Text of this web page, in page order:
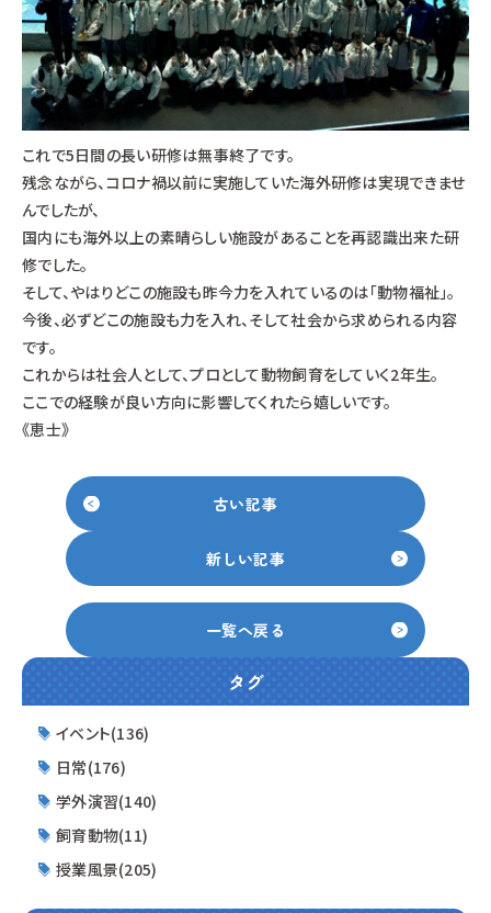
これで5日間の長い研修は無事終了です。
残念ながら、コロナ禍以前に実施していた海外研修は実現できませ
んでしたが、
国内にも海外以上の素晴らしい施設があることを再認識出来た研
修でした。
そして、やはりどこの施設も昨今力を入れているのは「動物福祉」。
今後、必ずどこの施設も力を入れ、そして社会から求められる内容
です。
これからは社会人として、プロとして動物飼育をしていく2年生。
ここでの経験が良い方向に影響してくれたら嬉しいです。
《恵士》
古い記事
新しい記事
一覧へ戻る
タグ
イベント(136)
日常(176)
学外演習(140)
飼育動物(11)
授業風景(205)